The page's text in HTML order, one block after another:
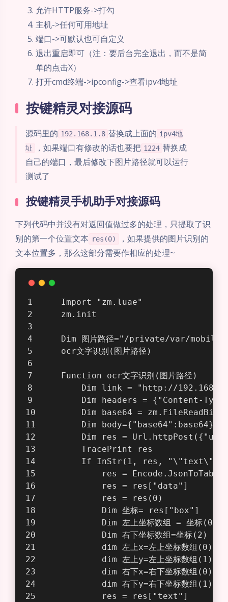
允许HTTP服务->打勾
主机->任何可用地址
端口->可默认也可自定义
退出重启即可（注：要后台完全退出，而不是简
单的点击X）
打开cmd终端->ipconfig->查看ipv4地址
按键精灵对接源码
源码里的 192.168.1.8 替换成上面的 ipv4地
址
，如果端口有修改的话也要把 1224 替换成
自己的端口，最后修改下图片路径就可以运行
测试了
按键精灵手机助手对接源码
下列代码中并没有对返回值做过多的处理，只提取了识
别的第一个位置文本 res(0)
，如果提供的图片识别的
文本位置多，那么这部分需要作相应的处理~
    Import "zm.luae"
    zm.init
Dim 图片路径="/private/var/
    ocr文字识别(图片路径)
    Function ocr文字识别(图片路径)
Dim link = "http://
Dim headers = {"Content-
Dim base64 =
        Dim body={"base64":base64}
Dim res =
        TracePrint res
If InStr(1, res,
res =
            res = res["data"]
            res = res(0)
            Dim 坐标= res["box"]
            Dim 左上坐标数组 = 坐标(0)
            Dim 右下坐标数组=坐标(2)
            dim 左上x=左上坐标数组(0)
            dim 左上y=左上坐标数组(1)
            dim 右下x=右下坐标数组(0)
            dim 右下y=右下坐标数组(1)
            res = res["text"]